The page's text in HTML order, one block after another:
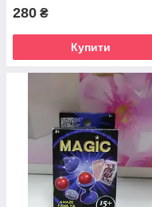
280 ₴
Купити